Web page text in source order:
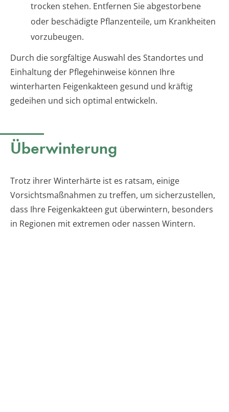
trocken stehen. Entfernen Sie abgestorbene
oder beschädigte Pflanzenteile, um Krankheiten
vorzubeugen.
Durch die sorgfältige Auswahl des Standortes und
Einhaltung der Pflegehinweise können Ihre
winterharten Feigenkakteen gesund und kräftig
gedeihen und sich optimal entwickeln.
Überwinterung
Trotz ihrer Winterhärte ist es ratsam, einige
Vorsichtsmaßnahmen zu treffen, um sicherzustellen,
dass Ihre Feigenkakteen gut überwintern, besonders
in Regionen mit extremen oder nassen Wintern.